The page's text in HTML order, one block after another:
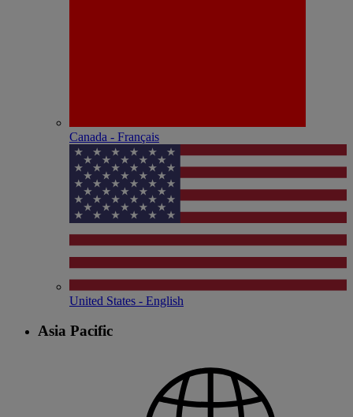
Canada - Français
United States - English
Asia Pacific